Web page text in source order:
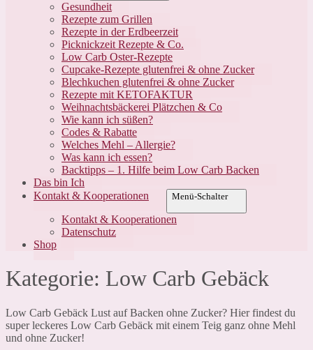
Gesundheit
Rezepte zum Grillen
Rezepte in der Erdbeerzeit
Picknickzeit Rezepte & Co.
Low Carb Oster-Rezepte
Cupcake-Rezepte glutenfrei & ohne Zucker
Blechkuchen glutenfrei & ohne Zucker
Rezepte mit KETOFAKTUR
Weihnachtsbäckerei Plätzchen & Co
Wie kann ich süßen?
Codes & Rabatte
Welches Mehl – Allergie?
Was kann ich essen?
Backtipps – 1. Hilfe beim Low Carb Backen
Das bin Ich
Kontakt & Kooperationen
Menü-Schalter
Kontakt & Kooperationen
Datenschutz
Shop
Kategorie: Low Carb Gebäck
Low Carb Gebäck Lust auf Backen ohne Zucker? Hier findest du
super leckeres Low Carb Gebäck mit einem Teig ganz ohne Mehl
und ohne Zucker!